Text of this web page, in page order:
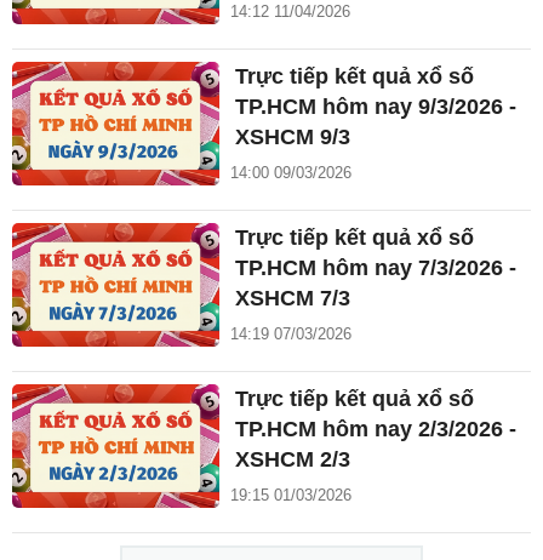
14:12 11/04/2026
Trực tiếp kết quả xổ số
TP.HCM hôm nay 9/3/2026 -
XSHCM 9/3
14:00 09/03/2026
Trực tiếp kết quả xổ số
TP.HCM hôm nay 7/3/2026 -
XSHCM 7/3
14:19 07/03/2026
Trực tiếp kết quả xổ số
TP.HCM hôm nay 2/3/2026 -
XSHCM 2/3
19:15 01/03/2026